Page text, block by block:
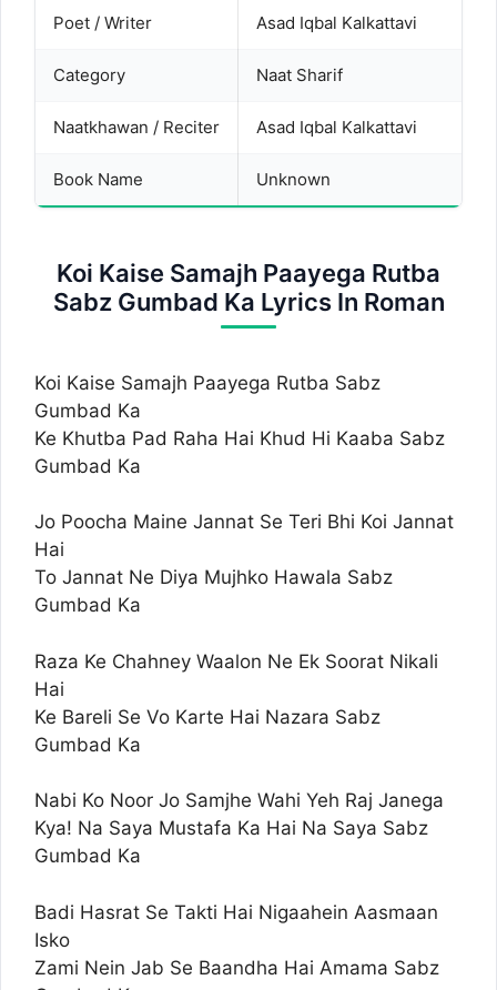
Poet / Writer Asad Iqbal Kalkattavi
Category Naat Sharif
Naatkhawan / Reciter Asad Iqbal Kalkattavi
Book Name Unknown
Koi Kaise Samajh Paayega Rutba
Sabz Gumbad Ka Lyrics In Roman
Koi Kaise Samajh Paayega Rutba Sabz
Gumbad Ka
Ke Khutba Pad Raha Hai Khud Hi Kaaba Sabz
Gumbad Ka
Jo Poocha Maine Jannat Se Teri Bhi Koi Jannat
Hai
To Jannat Ne Diya Mujhko Hawala Sabz
Gumbad Ka
Raza Ke Chahney Waalon Ne Ek Soorat Nikali
Hai
Ke Bareli Se Vo Karte Hai Nazara Sabz
Gumbad Ka
Nabi Ko Noor Jo Samjhe Wahi Yeh Raj Janega
Kya! Na Saya Mustafa Ka Hai Na Saya Sabz
Gumbad Ka
Badi Hasrat Se Takti Hai Nigaahein Aasmaan
Isko
Zami Nein Jab Se Baandha Hai Amama Sabz